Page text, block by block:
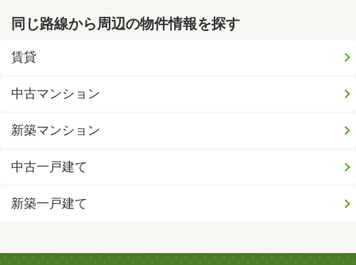
同じ路線から周辺の物件情報を探す
賃貸
中古マンション
新築マンション
中古一戸建て
新築一戸建て